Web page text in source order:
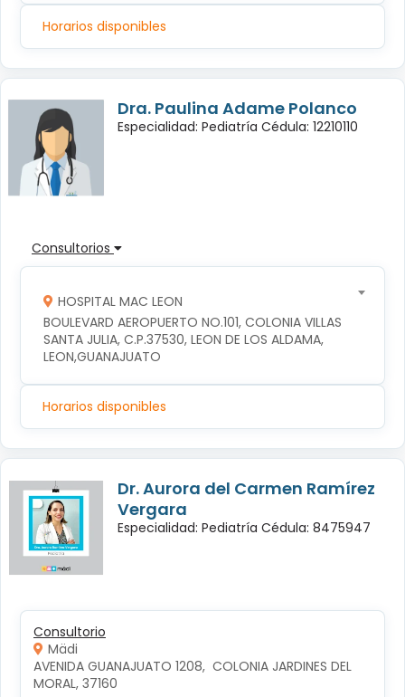
Horarios disponibles
Dra. Paulina Adame Polanco
Especialidad: Pediatría Cédula: 12210110
Consultorios
HOSPITAL MAC LEON
BOULEVARD AEROPUERTO NO.101, COLONIA VILLAS
SANTA JULIA, C.P.37530, LEON DE LOS ALDAMA,
LEON,GUANAJUATO
Horarios disponibles
Dr. Aurora del Carmen Ramírez
Vergara
Especialidad: Pediatría Cédula: 8475947
Consultorio
Mädi
AVENIDA GUANAJUATO 1208,  COLONIA JARDINES DEL
MORAL, 37160